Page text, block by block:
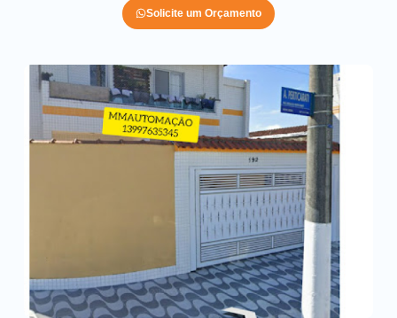
Solicite um Orçamento